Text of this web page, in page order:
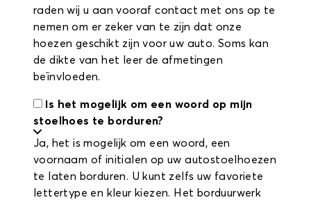
raden wij u aan vooraf contact met ons op te
nemen om er zeker van te zijn dat onze
hoezen geschikt zijn voor uw auto. Soms kan
de dikte van het leer de afmetingen
beïnvloeden.
Is het mogelijk om een woord op mijn
stoelhoes te borduren?
Ja, het is mogelijk om een woord, een
voornaam of initialen op uw autostoelhoezen
te laten borduren. U kunt zelfs uw favoriete
lettertype en kleur kiezen. Het borduurwerk